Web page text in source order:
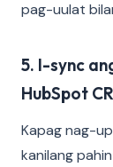
pag-uulat
5. I-sync
HubSpot
Kapag nag-
kanilang